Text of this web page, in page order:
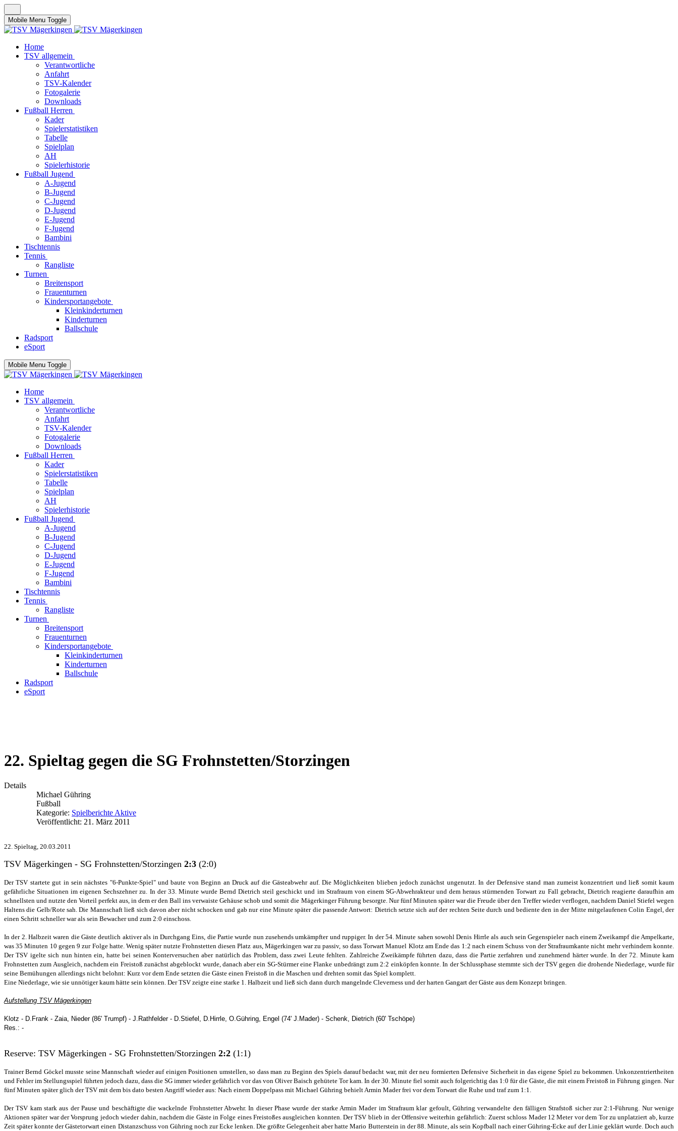
Mobile Menu Toggle
Home
TSV allgemein
Verantwortliche
Anfahrt
TSV-Kalender
Fotogalerie
Downloads
Fußball Herren
Kader
Spielerstatistiken
Tabelle
Spielplan
AH
Spielerhistorie
Fußball Jugend
A-Jugend
B-Jugend
C-Jugend
D-Jugend
E-Jugend
F-Jugend
Bambini
Tischtennis
Tennis
Rangliste
Turnen
Breitensport
Frauenturnen
Kindersportangebote
Kleinkinderturnen
Kinderturnen
Ballschule
Radsport
eSport
Mobile Menu Toggle
Home
TSV allgemein
Verantwortliche
Anfahrt
TSV-Kalender
Fotogalerie
Downloads
Fußball Herren
Kader
Spielerstatistiken
Tabelle
Spielplan
AH
Spielerhistorie
Fußball Jugend
A-Jugend
B-Jugend
C-Jugend
D-Jugend
E-Jugend
F-Jugend
Bambini
Tischtennis
Tennis
Rangliste
Turnen
Breitensport
Frauenturnen
Kindersportangebote
Kleinkinderturnen
Kinderturnen
Ballschule
Radsport
eSport
22. Spieltag gegen die SG Frohnstetten/Storzingen
Details
Michael Gühring
Fußball
Kategorie: Spielberichte Aktive
Veröffentlicht: 21. März 2011
22. Spieltag, 20.03.2011
TSV Mägerkingen - SG Frohnstetten/Storzingen 2:3 (2:0)
Der TSV startete gut in sein nächstes "6-Punkte-Spiel" und baute von Beginn an Druck auf die Gästeabwehr auf. Die Möglichkeiten blieben jedoch zunächst ungenutzt. In der Defensive stand man zumeist konzentriert und ließ somit kaum
gefährliche Situationen im eigenen Sechszehner zu. In der 33. Minute wurde Bernd Dietrich steil geschickt und im Strafraum von einem SG-Abwehrakteur und dem heraus stürmenden Torwart zu Fall gebracht, Dietrich reagierte daraufhin am
schnellsten und nutzte den Vorteil perfekt aus, in dem er den Ball ins verwaiste Gehäuse schob und somit die Mägerkinger Führung besorgte. Nur fünf Minuten später war die Freude über den Treffer wieder verflogen, nachdem Daniel Stiefel wegen
Haltens die Gelb/Rote sah. Die Mannschaft ließ sich davon aber nicht schocken und gab nur eine Minute später die passende Antwort: Dietrich setzte sich auf der rechten Seite durch und bediente den in der Mitte mitgelaufenen Colin Engel, der
einen Schritt schneller war als sein Bewacher und zum 2:0 einschoss.
In der 2. Halbzeit waren die Gäste deutlich aktiver als in Durchgang Eins, die Partie wurde nun zusehends umkämpfter und ruppiger. In der 54. Minute sahen sowohl Denis Hirrle als auch sein Gegenspieler nach einem Zweikampf die Ampelkarte,
was 35 Minuten 10 gegen 9 zur Folge hatte. Wenig später nutzte Frohnstetten diesen Platz aus, Mägerkingen war zu passiv, so dass Torwart Manuel Klotz am Ende das 1:2 nach einem Schuss von der Strafraumkante nicht mehr verhindern konnte.
Der TSV igelte sich nun hinten ein, hatte bei seinen Konterversuchen aber natürlich das Problem, dass zwei Leute fehlten. Zahlreiche Zweikämpfe führten dazu, dass die Partie zerfahren und zunehmend härter wurde. In der 72. Minute kam
Frohnstetten zum Ausgleich, nachdem ein Freistoß zunächst abgeblockt wurde, danach aber ein SG-Stürmer eine Flanke unbedrängt zum 2:2 einköpfen konnte. In der Schlussphase stemmte sich der TSV gegen die drohende Niederlage, wurde für
seine Bemühungen allerdings nicht belohnt: Kurz vor dem Ende setzten die Gäste einen Freistoß in die Maschen und drehten somit das Spiel komplett.
Eine Niederlage, wie sie unnötiger kaum hätte sein können. Der TSV zeigte eine starke 1. Halbzeit und ließ sich dann durch mangelnde Cleverness und der harten Gangart der Gäste aus dem Konzept bringen.
Aufstellung TSV Mägerkingen
Klotz - D.Frank - Zaia, Nieder (86' Trumpf) - J.Rathfelder - D.Stiefel, D.Hirrle, O.Gühring, Engel (74' J.Mader) - Schenk, Dietrich (60' Tschöpe)
Res.: -
Reserve: TSV Mägerkingen - SG Frohnstetten/Storzingen 2:2 (1:1)
Trainer Bernd Göckel musste seine Mannschaft wieder auf einigen Positionen umstellen, so dass man zu Beginn des Spiels darauf bedacht war, mit der neu formierten Defensive Sicherheit in das eigene Spiel zu bekommen. Unkonzentriertheiten
und Fehler im Stellungsspiel führten jedoch dazu, dass die SG immer wieder gefährlich vor das von Oliver Baisch gehütete Tor kam. In der 30. Minute fiel somit auch folgerichtig das 1:0 für die Gäste, die mit einem Freistoß in Führung gingen. Nur
fünf Minuten später glich der TSV mit dem bis dato besten Angriff wieder aus: Nach einem Doppelpass mit Michael Gühring behielt Armin Mader frei vor dem Torwart die Ruhe und traf zum 1:1.
Der TSV kam stark aus der Pause und beschäftigte die wackelnde Frohnstetter Abwehr. In dieser Phase wurde der starke Armin Mader im Strafraum klar gefoult, Gühring verwandelte den fälligen Strafstoß sicher zur 2:1-Führung. Nur wenige
Aktionen später war der Vorsprung jedoch wieder dahin, nachdem die Gäste in Folge eines Freistoßes ausgleichen konnten. Der TSV blieb in der Offensive weiterhin gefährlich: Zuerst schloss Mader 12 Meter vor dem Tor zu unplatziert ab, kurze
Zeit später konnte der Gästetorwart einen Distanzschuss von Gühring noch zur Ecke lenken. Die größte Gelegenheit aber hatte Mario Butterstein in der 88. Minute, als sein Kopfball nach einer Gühring-Ecke auf der Linie geklärt wurde. Doch auch